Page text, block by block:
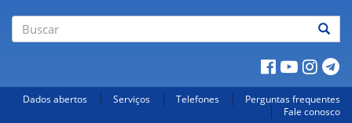
Canais
Dados abertos Serviços Telefones
Perguntas frequentes
Fale conosco